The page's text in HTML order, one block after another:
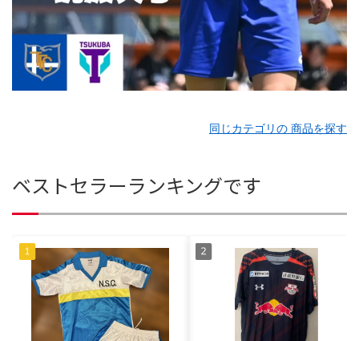
同じカテゴリの 商品を探す
ベストセラーランキングです